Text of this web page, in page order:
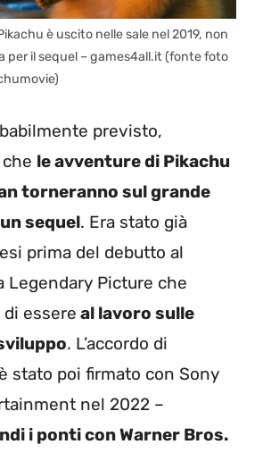
è uscito nelle sale nel 2019, non
per il sequel – games4all.it (fonte foto
previsto,
le avventure di Pikachu
torneranno sul grande
sequel. Era stato già
prima del debutto al
Legendary Picture che
essere al lavoro sulle
. L’accordo di
stato poi firmato con Sony
nel 2022 –
i ponti con Warner Bros.